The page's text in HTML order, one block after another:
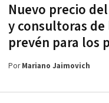
Nuevo precio
y consultoras
prevén para los
PorMariano Jaimovich